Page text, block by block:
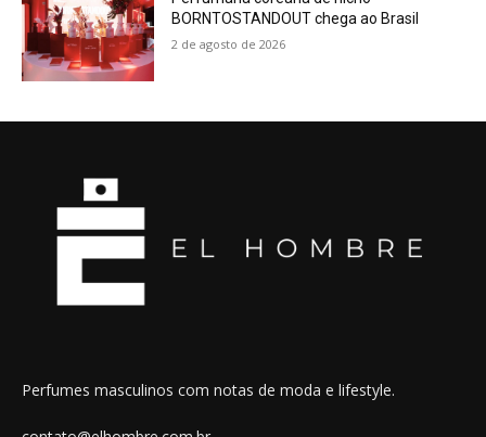
BORNTOSTANDOUT chega ao Brasil
2 de agosto de 2026
Perfumes masculinos com notas de moda e lifestyle.